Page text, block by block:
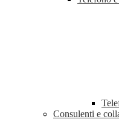
Consulenti e